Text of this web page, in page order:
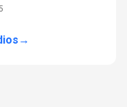
MAIOR ATLETA DA
→